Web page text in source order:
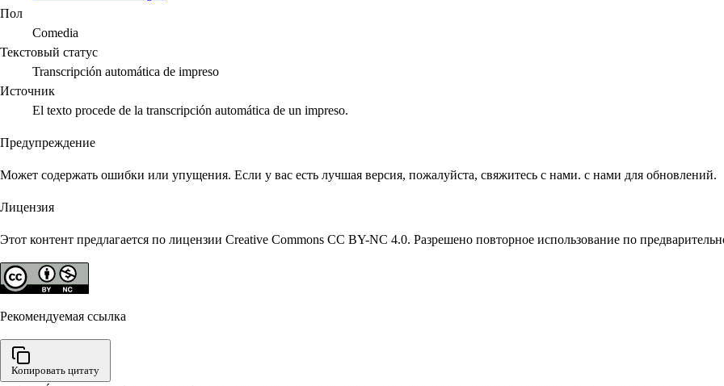
Пол
Comedia
Текстовый статус
Transcripción automática de impreso
Источник
El texto procede de la transcripción automática de un impreso.
Предупреждение
Может содержать ошибки или упущения. Если у вас есть лучшая версия, пожалуйста, свяжитесь с нами. с нами для обновлений.
Лицензия
Этот контент предлагается по лицензии Creative Commons CC BY-NC 4.0. Разрешено повторное использование по
Рекомендуемая ссылка
Копировать цитату